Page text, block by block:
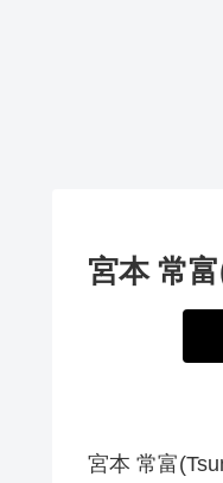
宮本 常
宮本 常富